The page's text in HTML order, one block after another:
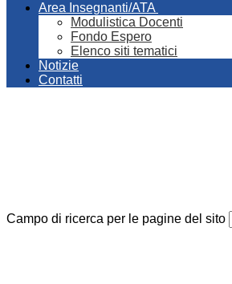
Area Insegnanti/ATA
Modulistica Docenti
Fondo Espero
Elenco siti tematici
Notizie
Contatti
Campo di ricerca per le pagine del sito